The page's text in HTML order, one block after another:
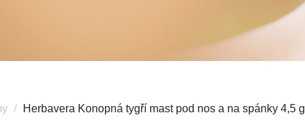
Herbavera Konopná tygří mast pod nos a na spánky 4,5 g